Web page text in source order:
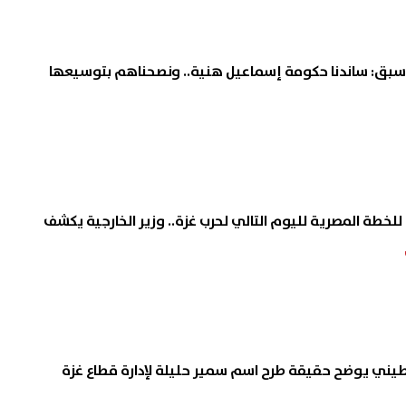
ساندنا حكومة إسماعيل هنية.. ونصحناهم بتوسيعها
للخطة المصرية لليوم التالي لحرب غزة.. وزير الخارجية يكشف
يوضح حقيقة طرح اسم سمير حليلة لإدارة قطاع غزة
السابق.. مفاجأة صادمة في
تعرضنا للتضليل
صلاح بين أغلى مهاجمي